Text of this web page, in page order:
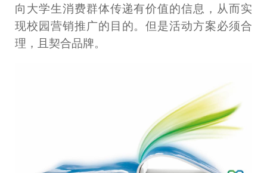
向大学生消费群体传递有价值的信息，从而实
现校园营销推广的目的。但是活动方案必须合
理，且契合品牌。